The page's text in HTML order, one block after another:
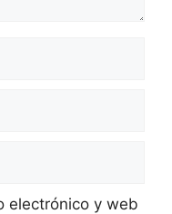
electrónico y web